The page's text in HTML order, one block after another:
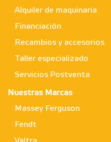
Alquiler de maquinaria
Financiación
Recambios y accesorios
Taller especializado
Servicios Postventa
Nuestras Marcas
Massey Ferguson
Fendt